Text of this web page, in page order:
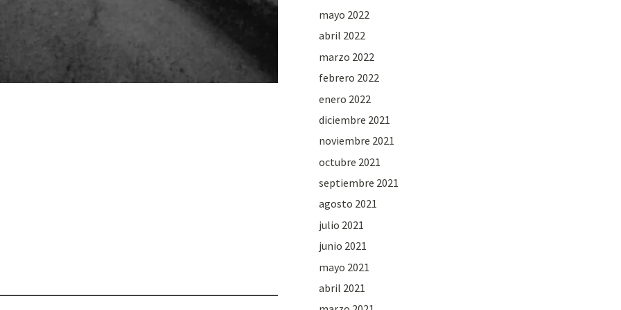
mayo 2022
abril 2022
marzo 2022
febrero 2022
enero 2022
diciembre 2021
noviembre 2021
octubre 2021
septiembre 2021
agosto 2021
julio 2021
junio 2021
mayo 2021
abril 2021